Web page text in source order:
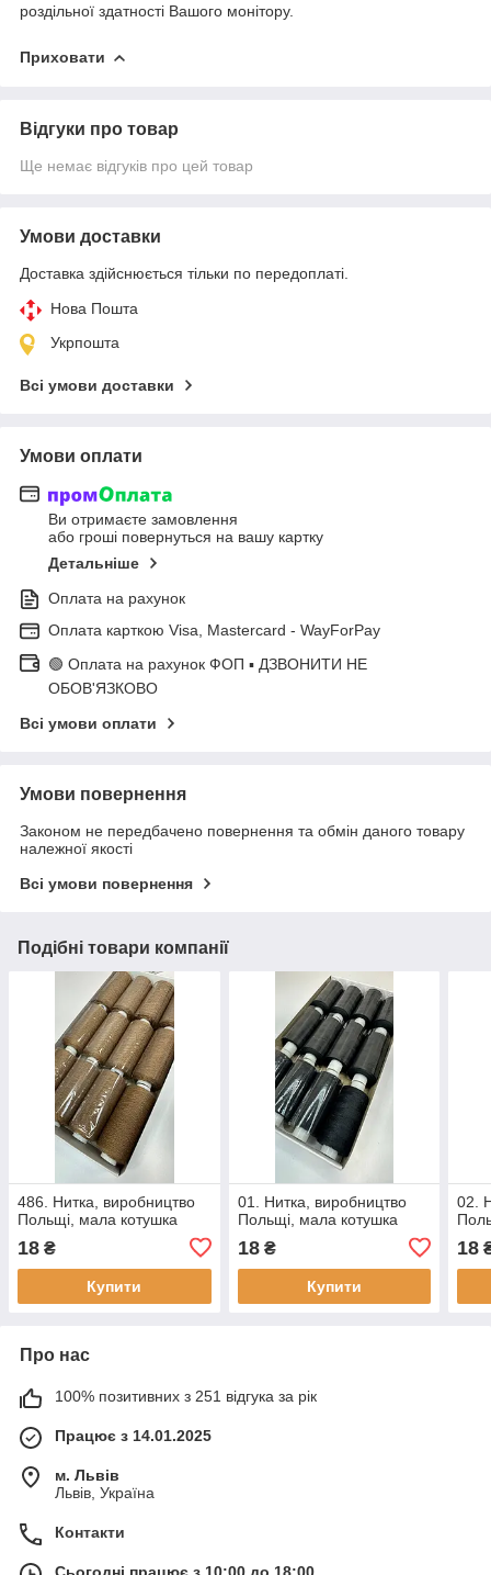
роздільної здатності Вашого монітору.
Приховати
Відгуки про товар
Ще немає відгуків про цей товар
Умови доставки
Доставка здійснюється тільки по передоплаті.
Нова Пошта
Укрпошта
Всі умови доставки
Умови оплати
Ви отримаєте замовлення
або гроші повернуться на вашу картку
Детальніше
Оплата на рахунок
Оплата карткою Visa, Mastercard - WayForPay
🟢 Оплата на рахунок ФОП ▪ ДЗВОНИТИ НЕ
ОБОВ'ЯЗКОВО
Всі умови оплати
Умови повернення
Законом не передбачено повернення та обмін даного товару
належної якості
Всі умови повернення
Подібні товари компанії
486. Нитка, виробництво
Польщі, мала котушка
18 ₴
Купити
01. Нитка, виробництво
Польщі, мала котушка
18₴
Купити
02.
18
Про нас
100% позитивних з 251 відгука за рік
Працює з 14.01.2025
м. Львів
Львів, Україна
Контакти